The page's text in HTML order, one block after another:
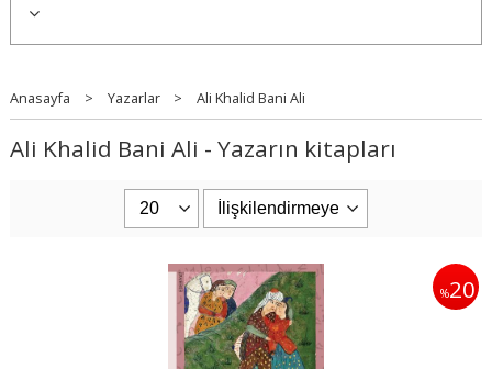
Anasayfa > Yazarlar > Ali Khalid Bani Ali
Ali Khalid Bani Ali - Yazarın kitapları
%20